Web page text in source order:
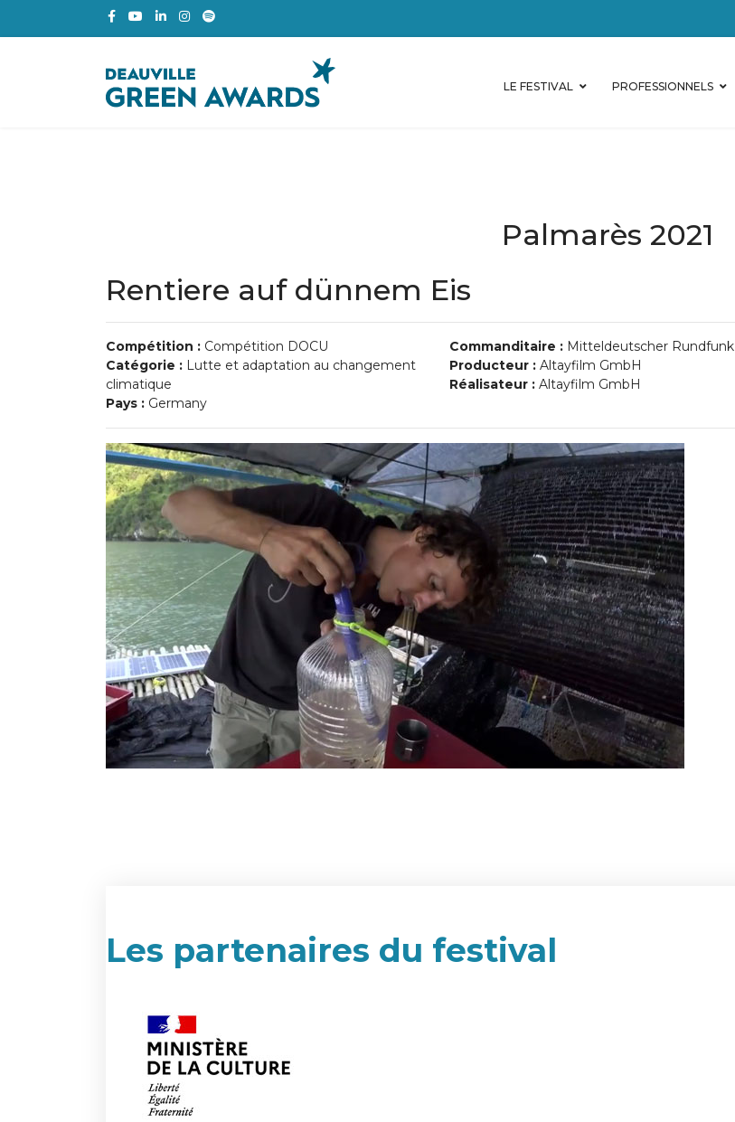
LE FESTIVAL PROFESSIONNELS
Palmarès 2021
Rentiere auf dünnem Eis
Compétition : Compétition DOCU
Catégorie : Lutte et adaptation au changement
climatique
Pays : Germany
Commanditaire : Mitteldeutscher Rundfunk
Producteur : Altayfilm GmbH
Réalisateur : Altayfilm GmbH
Les partenaires du festival